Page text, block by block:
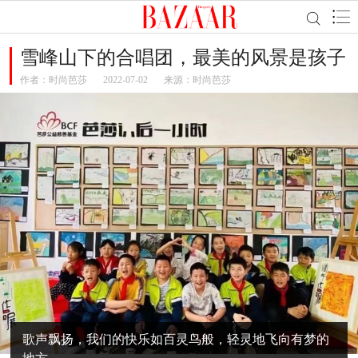
雪峰山下的合唱团，最美的风景是孩子
作者： 时尚芭莎 2022-07-02 来源：时尚芭莎
歌声飘扬，我们的快乐如百灵鸟般，轻灵地飞向有梦的